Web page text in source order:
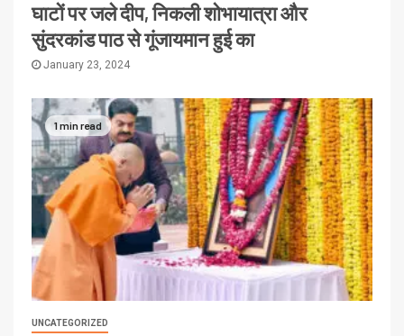
घाटों पर जले दीप, निकली शोभायात्रा और
सुंदरकांड पाठ से गूंजायमान हुई का
January 23, 2024
1 min read
UNCATEGORIZED